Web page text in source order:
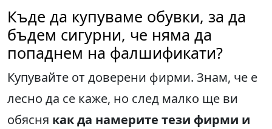
Къде да купуваме обувки, за да
бъдем сигурни, че няма да
попаднем на фалшификати?
Купувайте от доверени фирми. Знам, че е
лесно да се каже, но след малко ще ви
обясня как да намерите тези фирми и